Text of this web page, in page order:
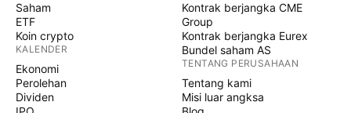
Saham
ETF
Koin crypto
KALENDER
Ekonomi
Perolehan
Dividen
Kontrak berjangka CME
Group
Kontrak berjangka Eurex
Bundel saham AS
TENTANG PERUSAHAAN
Tentang kami
Misi luar angksa